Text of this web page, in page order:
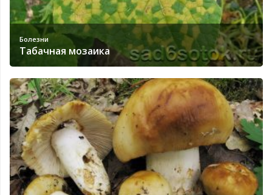
Болезни
Табачная мозаика